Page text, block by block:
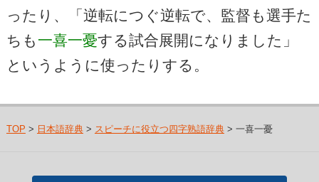
ったり、「逆転につぐ逆転で、監督も選手た
ちも 一喜一憂する試合展開になりました」
というように使ったりする。
TOP > 日本語辞典> スピーチに役立つ四字熟語辞典> 一喜一憂